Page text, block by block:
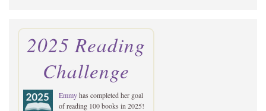
2025 Reading
Challenge
Emmyhas completed her goal
of reading 100 books in 2025!